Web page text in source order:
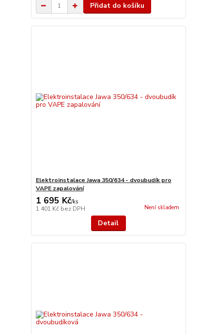
Přidat do košíku
Elektroinstalace Jawa 350/634 - dvoubudík pro
VAPE zapalování
1 695 Kč/ks
1 401 Kč bez DPH Není skladem
Detail